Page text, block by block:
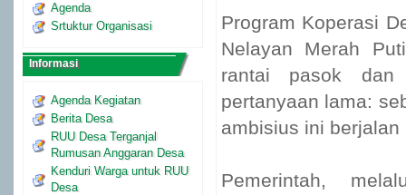
Agenda
Srtuktur Organisasi
Informasi
Agenda Kegiatan
Berita Desa
RUU Desa Terganjal
Rumusan Anggaran Desa
Kenduri Warga untuk RUU
Desa
Program Koperasi
Nelayan Merah
rantai pasok dan
pertanyaan lama:
ambisius ini
Pemerintah,